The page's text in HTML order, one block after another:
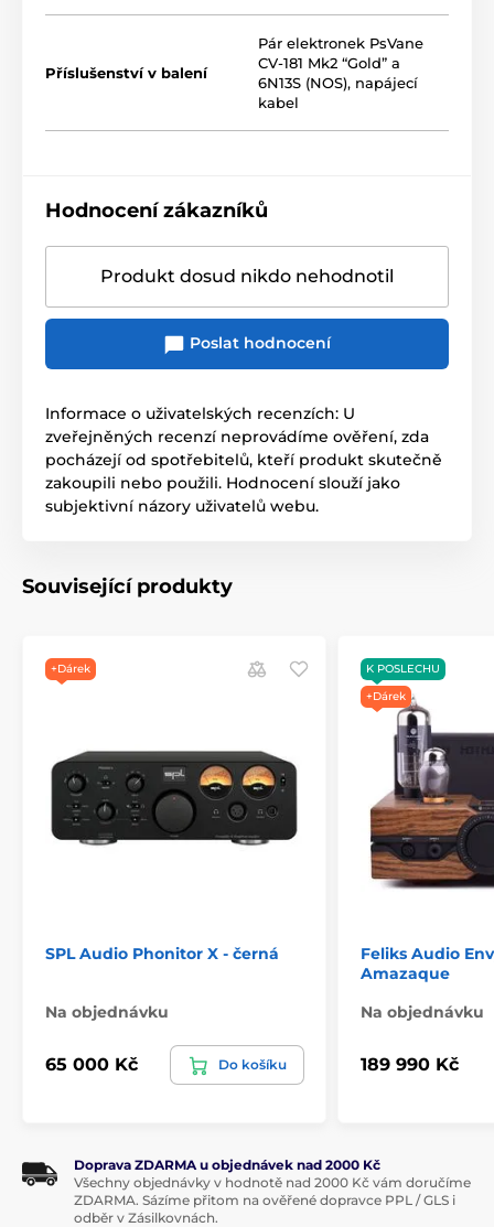
Příslušenství v balení
Pár elektronek PsVane
CV-181 Mk2 “Gold” a
6N13S (NOS), napájecí
kabel
Hodnocení zákazníků
Produkt dosud nikdo nehodnotil
Poslat hodnocení
Informace o uživatelských recenzích: U
zveřejněných recenzí neprovádíme ověření, zda
pocházejí od spotřebitelů, kteří produkt skutečně
zakoupili nebo použili. Hodnocení slouží jako
subjektivní názory uživatelů webu.
Související produkty
+Dárek
SPL Audio Phonitor X - černá
Na objednávku
65 000 Kč Do košíku
K POSLECHU
+Dárek
Feliks Audio
Amazaque
Na objednávku
189 990 Kč
Doprava ZDARMA u objednávek nad 2000 Kč
Všechny objednávky v hodnotě nad 2000 Kč vám doručíme
ZDARMA. Sázíme přitom na ověřené dopravce PPL / GLS i
odběr v Zásilkovnách.